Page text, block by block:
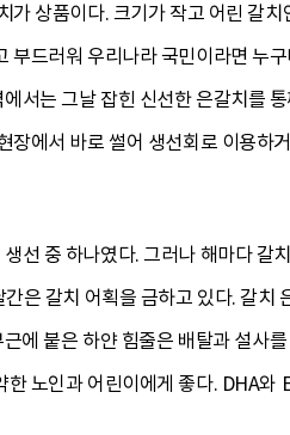
상품이다. 크기가 작고 어린 갈
드러워 우리나라 국민이라면 누
서는 그날 잡힌 신선한 은갈치를
에서 바로 썰어 생선회로 이용하
선 중 하나였다. 그러나 해마다 갈
은 갈치 어획을 금하고 있다. 갈
에 붙은 하얀 힘줄은 배탈과 설사
노인과 어린이에게 좋다. DHA